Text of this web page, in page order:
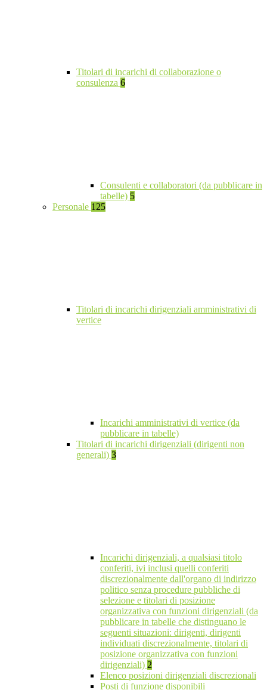
Titolari di incarichi di collaborazione o
consulenza 6
Consulenti e collaboratori (da pubblicare in
tabelle) 5
Personale 125
Titolari di incarichi dirigenziali amministrativi di
vertice
Incarichi amministrativi di vertice (da
pubblicare in tabelle)
Titolari di incarichi dirigenziali (dirigenti non
generali) 3
Incarichi dirigenziali, a qualsiasi titolo
conferiti, ivi inclusi quelli conferiti
discrezionalmente dall'organo di indirizzo
politico senza procedure pubbliche di
selezione e titolari di posizione
organizzativa con funzioni dirigenziali (da
pubblicare in tabelle che distinguano le
seguenti situazioni: dirigenti, dirigenti
individuati discrezionalmente, titolari di
posizione organizzativa con funzioni
dirigenziali) 2
Elenco posizioni dirigenziali discrezionali
Posti di funzione disponibili